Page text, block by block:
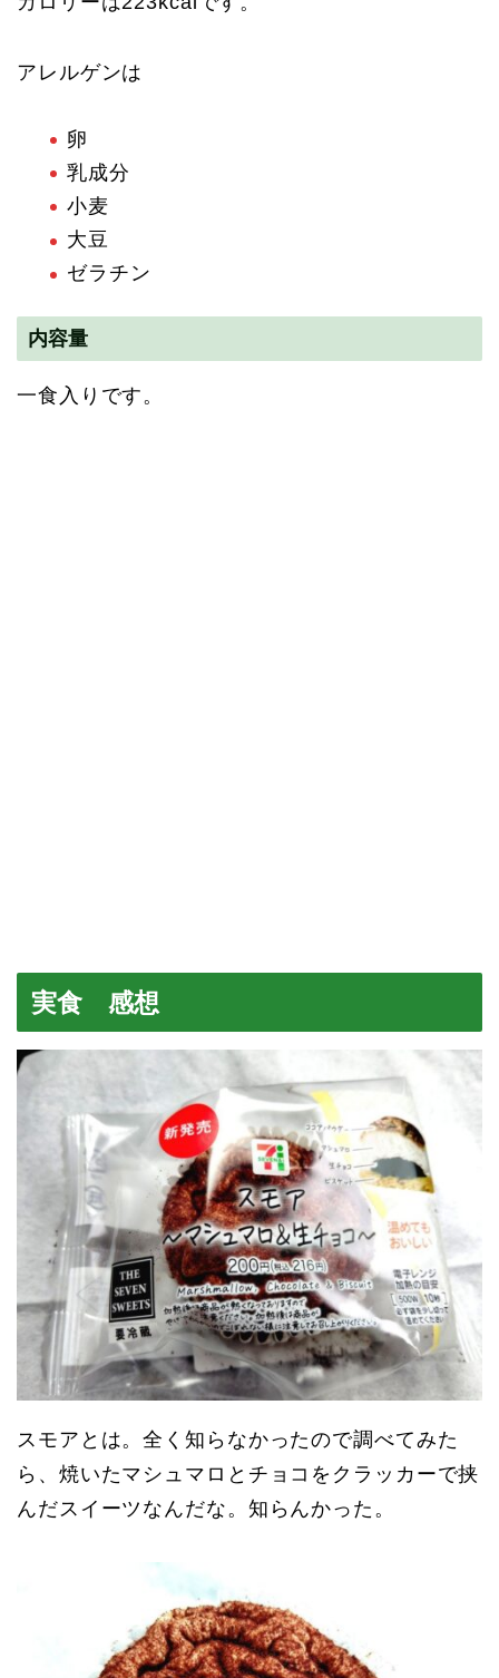
アレルゲンは
卵
乳成分
小麦
大豆
ゼラチン
内容量
一食入りです。
実食 感想
スモアとは。全く知らなかったので調べてみた
ら、焼いたマシュマロとチョコをクラッカーで挟
んだスイーツなんだな。知らんかった。